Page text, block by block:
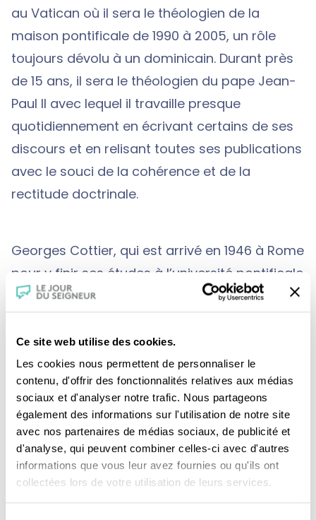
Ce site web utilise des cookies.
Les cookies nous permettent de personnaliser le
contenu, d'offrir des fonctionnalités relatives aux médias
sociaux et d'analyser notre trafic. Nous partageons
également des informations sur l'utilisation de notre site
avec nos partenaires de médias sociaux, de publicité et
d'analyse, qui peuvent combiner celles-ci avec d'autres
informations que vous leur avez fournies ou qu'ils ont
collectées lors de votre utilisation de leurs services.
au Vatican où il sera le théologien de la
maison pontificale de 1990 à 2005, un rôle
toujours dévolu à un dominicain. Durant près
de 15 ans, il sera le théologien du pape Jean-
Paul II avec lequel il travaille presque
quotidiennement en écrivant certains de ses
discours et en relisant toutes ses publications
avec le souci de la cohérence et de la
rectitude doctrinale.
Georges Cottier, qui est arrivé en 1946 à Rome
pour y finir ses études à l’université pontificale
Saint-Thomas-d’Aquin (l’Angelicum), nous
guide sur tous les lieux où il a habité et
travaillé au Vatican. Une déambulation
géographique mais aussi historique où le
cardinal évoque ses combats contre tous les
fondamentalismes -nazisme, communisme,
athéisme-, la situation des prêtres-ouvriers, le
défi de la foi dans le monde contemporain …